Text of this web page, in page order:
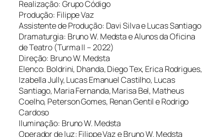
Realização: Grupo Código
Produção: Filippe Vaz
Assistente de Produção: Davi Silva e Lucas Santiago
Dramaturgia: Bruno W. Medsta e Alunos da Oficina
de Teatro (Turma II – 2022)
Direção: Bruno W. Medsta
Elenco: Boldrini, Dhanda, Diego Tex, Erica Rodrigues,
Izabella Jully, Lucas Emanuel Castilho, Lucas
Santiago, Maria Fernanda, Marisa Bel, Matheus
Coelho, Peterson Gomes, Renan Gentil e Rodrigo
Cardoso
Iluminação: Bruno W. Medsta
Operador de luz: Filippe Vaz e Bruno W. Medsta